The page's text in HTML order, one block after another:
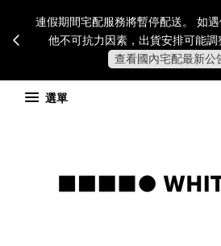
連假期間宅配服務將暫停配送。 如
他不可抗力因素，出貨安排可能
查看國內宅配最新公
選單